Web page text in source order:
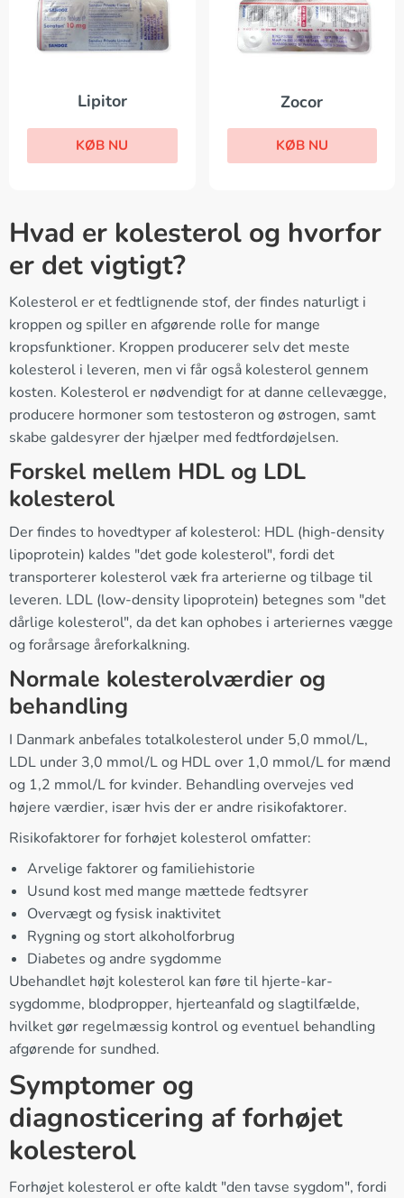
Lipitor
KØB NU
Zocor
KØB NU
Hvad er kolesterol og hvorfor
er det vigtigt?
Kolesterol er et fedtlignende stof, der findes naturligt i
kroppen og spiller en afgørende rolle for mange
kropsfunktioner. Kroppen producerer selv det meste
kolesterol i leveren, men vi får også kolesterol gennem
kosten. Kolesterol er nødvendigt for at danne cellevægge,
producere hormoner som testosteron og østrogen, samt
skabe galdesyrer der hjælper med fedtfordøjelsen.
Forskel mellem HDL og LDL
kolesterol
Der findes to hovedtyper af kolesterol: HDL (high-density
lipoprotein) kaldes "det gode kolesterol", fordi det
transporterer kolesterol væk fra arterierne og tilbage til
leveren. LDL (low-density lipoprotein) betegnes som "det
dårlige kolesterol", da det kan ophobes i arteriernes vægge
og forårsage åreforkalkning.
Normale kolesterolværdier og
behandling
I Danmark anbefales totalkolesterol under 5,0 mmol/L,
LDL under 3,0 mmol/L og HDL over 1,0 mmol/L for mænd
og 1,2 mmol/L for kvinder. Behandling overvejes ved
højere værdier, især hvis der er andre risikofaktorer.
Risikofaktorer for forhøjet kolesterol omfatter:
Arvelige faktorer og familiehistorie
Usund kost med mange mættede fedtsyrer
Overvægt og fysisk inaktivitet
Rygning og stort alkoholforbrug
Diabetes og andre sygdomme
Ubehandlet højt kolesterol kan føre til hjerte-kar-
sygdomme, blodpropper, hjerteanfald og slagtilfælde,
hvilket gør regelmæssig kontrol og eventuel behandling
afgørende for sundhed.
Symptomer og
diagnosticering af forhøjet
kolesterol
Forhøjet kolesterol er ofte kaldt "den tavse sygdom", fordi